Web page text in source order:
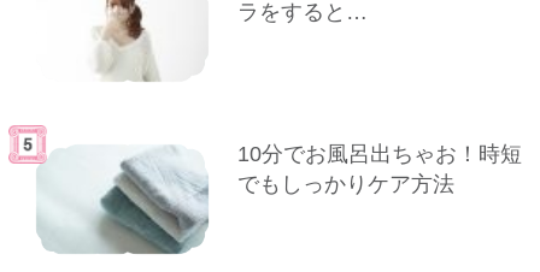
ラをすると…
10分でお風呂出ちゃお！時短
でもしっかりケア方法